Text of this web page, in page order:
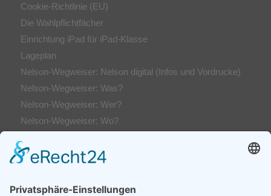
Cookie-Richtlinie (EU)
Die Wahlpflichtfächer
Einrichtung iPad für iPad-Klasse
Lageplan
Nelson-Wegweiser: Nelson digital (Infos und Vordrucke)
Nelson-Wegweiser: Was?
Nelson-Wegweiser: Wer?
Nelson-Wegweiser: Wo?
Impressum
AGs